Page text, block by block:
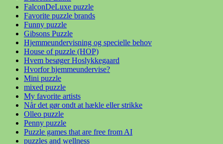
FalconDeLuxe puzzle
Favorite puzzle brands
Funny puzzle
Gibsons Puzzle
Hjemmeundervisning og specielle behov
House of puzzle (HOP)
Hvem besøger Hoslykkegaard
Hvorfor hjemmeundervise?
Mini puzzle
mixed puzzle
My favorite artists
Når det gør ondt at hækle eller strikke
Olleo puzzle
Penny puzzle
Puzzle games that are free from AI
puzzles and wellness